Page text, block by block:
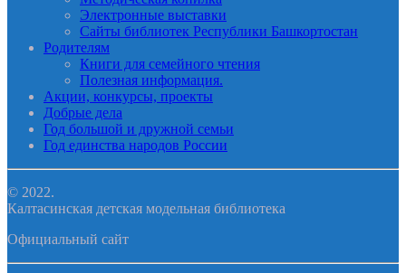
Электронные выставки
Сайты библиотек Республики Башкортостан
Родителям
Книги для семейного чтения
Полезная информация.
Акции, конкурсы, проекты
Добрые дела
Год большой и дружной семьи
Год единства народов России
© 2022.
Калтасинская детская модельная библиотека
Официальный сайт